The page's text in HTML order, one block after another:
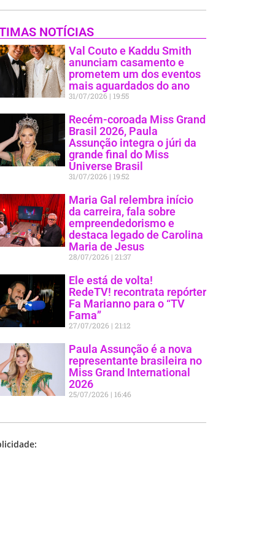
NOTÍCIAS
Val Couto e Kaddu Smith
anunciam casamento e
prometem um dos eventos
mais aguardados do ano
31/07/2026 19:55
Recém-coroada Miss Grand
Brasil 2026, Paula
Assunção integra o júri da
grande final do Miss
Universe Brasil
31/07/2026 19:52
Maria Gal relembra início
da carreira, fala sobre
empreendedorismo e
destaca legado de Carolina
Maria de Jesus
28/07/2026 21:37
Ele está de volta!
RedeTV! recontrata repórter
Fa Marianno para o “TV
Fama”
27/07/2026 21:12
Paula Assunção é a nova
representante brasileira no
Miss Grand International
2026
25/07/2026 16:46